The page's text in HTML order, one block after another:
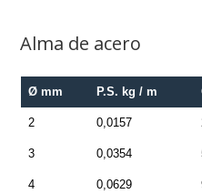
Alma de acero
Ø mm P.S. kg / m
2 0,0157
3 0,0354
4 0,0629